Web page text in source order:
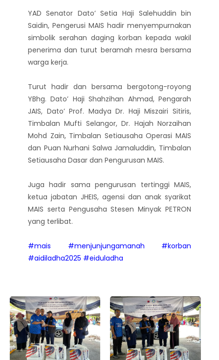
YAD Senator Dato’ Setia Haji Salehuddin bin
Saidin, Pengerusi MAIS hadir menyempurnakan
simbolik serahan daging korban kepada wakil
penerima dan turut beramah mesra bersama
warga kerja.
Turut hadir dan bersama bergotong-royong
YBhg. Dato’ Haji Shahzihan Ahmad, Pengarah
JAIS, Dato’ Prof. Madya Dr. Haji Miszairi Sitiris,
Timbalan Mufti Selangor, Dr. Hajah Norzaihan
Mohd Zain, Timbalan Setiausaha Operasi MAIS
dan Puan Nurhani Salwa Jamaluddin, Timbalan
Setiausaha Dasar dan Pengurusan MAIS.
Juga hadir sama pengurusan tertinggi MAIS,
ketua jabatan JHEIS, agensi dan anak syarikat
MAIS serta Pengusaha Stesen Minyak PETRON
yang terlibat.
#mais #menjunjungamanah
#korban
#aidiladha2025 #eiduladha